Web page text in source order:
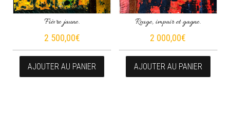
Fièvre jaune.
2 500,00€
AJOUTER AU PANIER
Rouge, impair et gagne.
2 000,00€
AJOUTER AU PANIER